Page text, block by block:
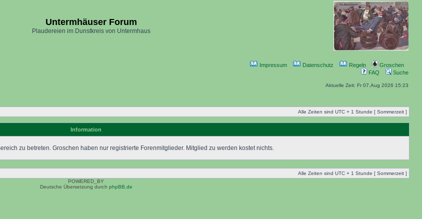
Untermhäuser Forum
Plaudereien im Dunstkreis von Untermhaus
Impressum Datenschutz Regeln
Groschen
FAQ
Suche
Aktuelle Zeit: Fr 07.Aug 2026 15:23
Alle Zeiten sind UTC + 1 Stunde [ Sommerzeit ]
Information
zu betreten. Groschen haben nur registrierte Forenmitglieder. Mitglied zu werden kostet nichts.
Alle Zeiten sind UTC + 1 Stunde [ Sommerzeit ]
POWERED_BY
Deutsche Übersetzung durch phpBB.de